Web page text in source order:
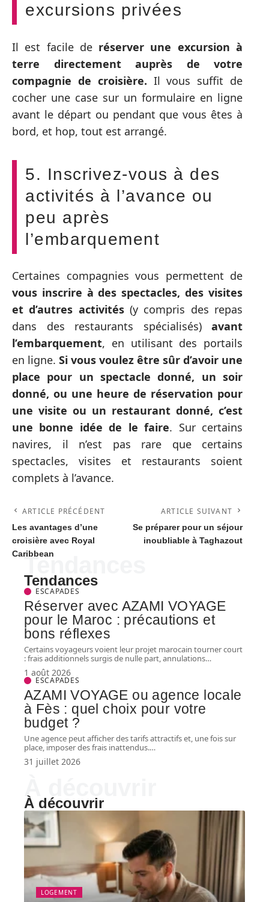
excursions privées
Il est facile de réserver une excursion à
terre directement auprès de votre
compagnie de croisière. Il vous suffit de
cocher une case sur un formulaire en ligne
avant le départ ou pendant que vous êtes à
bord, et hop, tout est arrangé.
5. Inscrivez-vous à des
activités à l’avance ou
peu après
l’embarquement
Certaines compagnies vous permettent de
vous inscrire à des spectacles, des visites
et d’autres activités(y compris des repas
dans des restaurants spécialisés) avant
l’embarquement, en utilisant des portails
en ligne. Si vous voulez être sûr d’avoir une
place pour un spectacle donné, un soir
donné, ou une heure de réservation pour
une visite ou un restaurant donné, c’est
une bonne idée de le faire. Sur certains
navires, il n’est pas rare que certains
spectacles, visites et restaurants soient
complets à l’avance.
ARTICLE PRÉCÉDENT
Les avantages d’une
croisière avec Royal
Caribbean
ARTICLE SUIVANT
Se préparer pour un séjour
inoubliable à Taghazout
Tendances
Tendances
ESCAPADES
Réserver avec AZAMI VOYAGE
pour le Maroc : précautions et
bons réflexes
Certains voyageurs voient leur projet marocain tourner court
: frais additionnels surgis de nulle part, annulations…
1 août 2026
ESCAPADES
AZAMI VOYAGE ou agence locale
à Fès : quel choix pour votre
budget ?
Une agence peut afficher des tarifs attractifs et, une fois sur
place, imposer des frais inattendus.…
31 juillet 2026
À découvrir
LOGEMENT